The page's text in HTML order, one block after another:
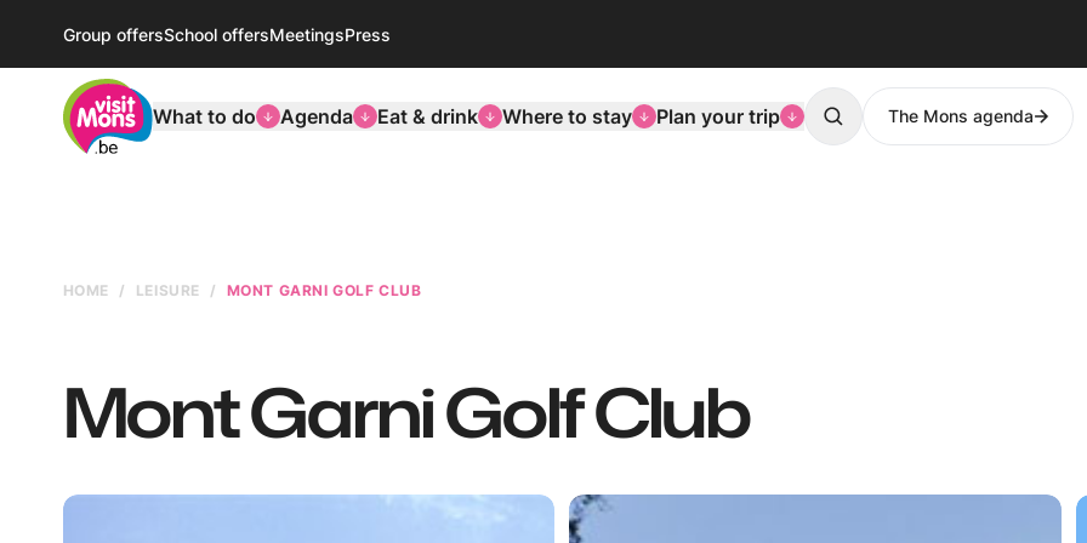
Group offersSchool offersMeetingsPress
VisitMons Logo
What to do
Agenda Eat & drink Where to stay Plan your trip Search The Mons agenda
HOME LEISURE MONT GARNI GOLF CLUB
Mont Garni Golf Club